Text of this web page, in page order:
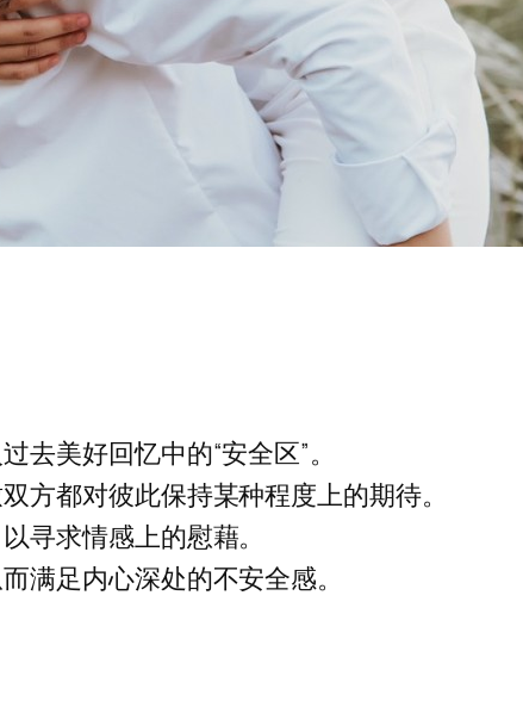
美好回忆中的“安全区”。
方都对彼此保持某种程度上的期待。
寻求情感上的慰藉。
满足内心深处的不安全感。